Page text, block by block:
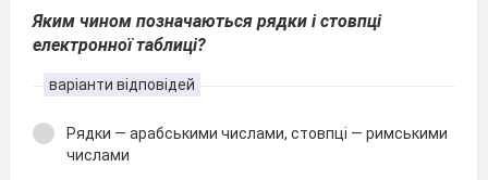
Яким чином позначаються рядки і стовпці
електронної таблиці?
варіанти відповідей
Рядки — арабськими числами, стовпці — римськими
числами